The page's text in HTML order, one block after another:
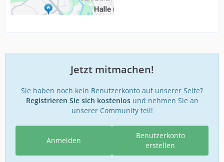
Jetzt mitmachen!
Sie haben noch kein Benutzerkonto auf unserer Seite?
Registrieren Sie sich kostenlosund nehmen Sie an
unserer Community teil!
Benutzerkonto
erstellen
Anmelden